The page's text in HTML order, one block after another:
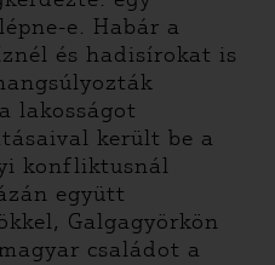
e. Habár a
és hadisírokat is
lakosságot
került be a
konfliktusnál
együtt
Galgagyörkön
családot a